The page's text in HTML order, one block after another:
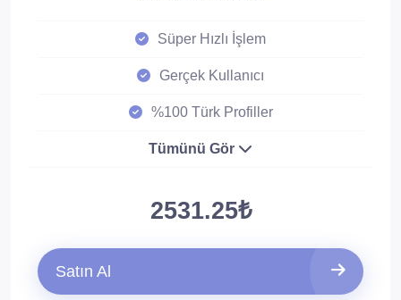
Süper Hızlı İşlem
Gerçek Kullanıcı
%100 Türk Profiller
Tümünü Gör
2531.25₺
Satın Al